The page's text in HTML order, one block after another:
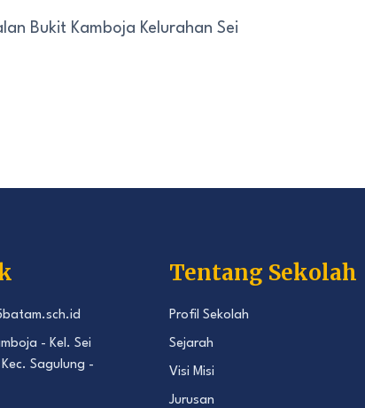
Bukit Kamboja Kelurahan Sei
- Kel. Sei
Sagulung -
Tentang Sekolah
Profil Sekolah
Sejarah
Visi Misi
Jurusan